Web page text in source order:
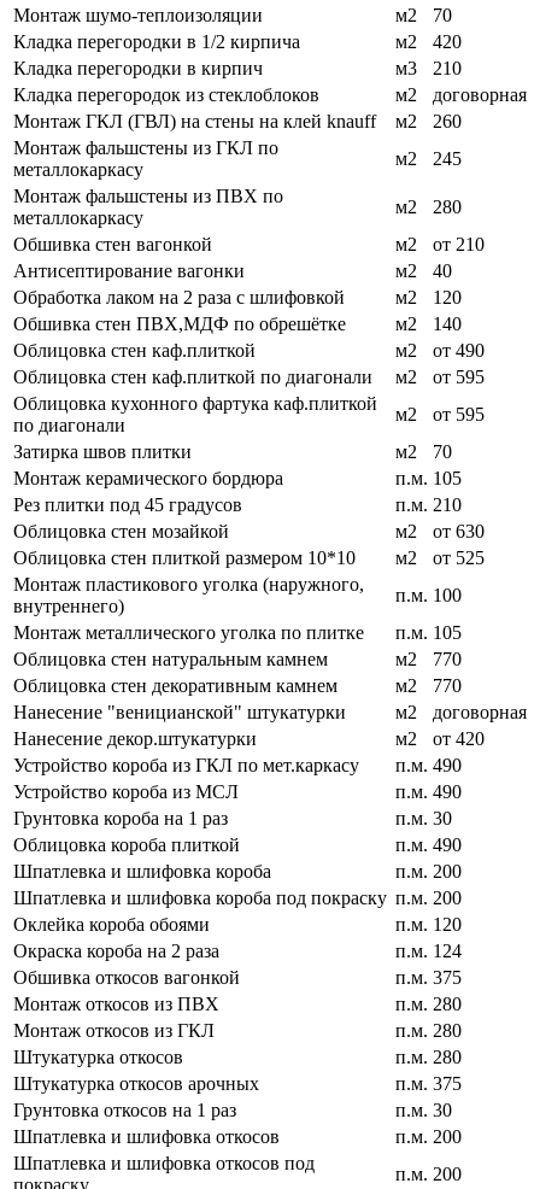
Монтаж шумо-теплоизоляции
м2
70
Кладка перегородки в 1/2 кирпича
м2
420
Кладка перегородки в кирпич
м3
210
Кладка перегородок из стеклоблоков
м2
договорная
Монтаж ГКЛ (ГВЛ) на стены на клей knauff
м2
260
Монтаж фальшстены из ГКЛ по
металлокаркасу
м2
245
Монтаж фальшстены из ПВХ по
металлокаркасу
м2
280
Обшивка стен вагонкой
м2
от 210
Антисептирование вагонки
м2
40
Обработка лаком на 2 раза с шлифовкой
м2
120
Обшивка стен ПВХ,МДФ по обрешётке
м2
140
Облицовка стен каф.плиткой
м2
от 490
Облицовка стен каф.плиткой по диагонали
м2
от 595
Облицовка кухонного фартука каф.плиткой
по диагонали
м2
от 595
Затирка швов плитки
м2
70
Монтаж керамического бордюра
п.м. 105
Рез плитки под 45 градусов
п.м. 210
Облицовка стен мозайкой
м2
от 630
Облицовка стен плиткой размером 10*10
м2
от 525
Монтаж пластикового уголка (наружного,
внутреннего)
п.м. 100
Монтаж металлического уголка по плитке
п.м. 105
Облицовка стен натуральным камнем
м2
770
Облицовка стен декоративным камнем
м2
770
Нанесение "веницианской" штукатурки
м2
договорная
Нанесение декор.штукатурки
м2
от 420
Устройство короба из ГКЛ по мет.каркасу
п.м. 490
Устройство короба из МСЛ
п.м. 490
Грунтовка короба на 1 раз
п.м. 30
Облицовка короба плиткой
п.м. 490
Шпатлевка и шлифовка короба
п.м. 200
Шпатлевка и шлифовка короба под покраску п.м. 200
Оклейка короба обоями
п.м. 120
Окраска короба на 2 раза
п.м. 124
Обшивка откосов вагонкой
п.м. 375
Монтаж откосов из ПВХ
п.м. 280
Монтаж откосов из ГКЛ
п.м. 280
Штукатурка откосов
п.м. 280
Штукатурка откосов арочных
п.м. 375
Грунтовка откосов на 1 раз
п.м. 30
Шпатлевка и шлифовка откосов
п.м. 200
Шпатлевка и шлифовка откосов под
покраску
п.м. 200